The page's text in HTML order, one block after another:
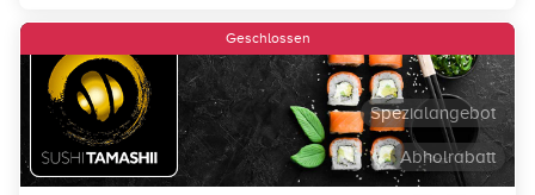
Abholrabatt
Spezialangebot
Geschlossen